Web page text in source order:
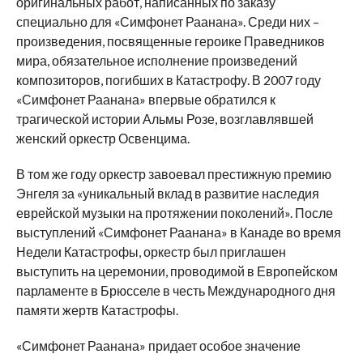
специально для «Симфонет Раанана». Среди них –
произведения, посвященные героике Праведников
мира, обязательное исполнение произведений
композиторов, погибших в Катастрофу. В 2007 году
«Симфонет Раанана» впервые обратился к
трагической истории Альмы Розе, возглавлявшей
женский оркестр Освенцима.
В том же году оркестр завоевал престижную премию
Энгеля за «уникальный вклад в развитие наследия
еврейской музыки на протяжении поколений». После
выступлений «Симфонет Раанана» в Канаде во время
Недели Катастрофы, оркестр был приглашен
выступить на церемонии, проводимой в Европейском
парламенте в Брюсселе в честь Международного дня
памяти жертв Катастрофы.
«Симфонет Раанана» придает особое значение